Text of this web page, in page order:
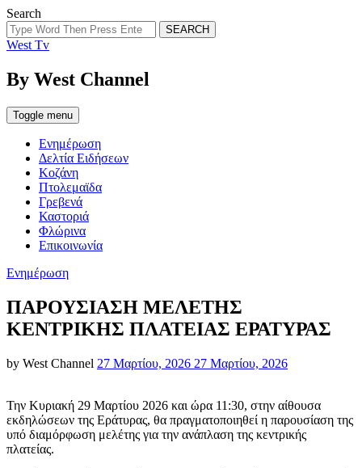
Search
SEARCH
West Tv
By West Channel
Toggle menu
Ενημέρωση
Δελτία Ειδήσεων
Κοζάνη
Πτολεμαϊδα
Γρεβενά
Καστοριά
Φλώρινα
Επικοινωνία
Categories
Ενημέρωση
ΠΑΡΟΥΣΙΑΣΗ ΜΕΛΕΤΗΣ
ΚΕΝΤΡΙΚΗΣ ΠΛΑΤΕΙΑΣ ΕΡΑΤΥΡΑΣ
by West Channel Posted
27 Μαρτίου, 2026 27 Μαρτίου, 2026
Την Κυριακή 29 Μαρτίου 2026 και ώρα 11:30, στην αίθουσα
εκδηλώσεων της Εράτυρας, θα πραγματοποιηθεί η παρουσίαση της
υπό διαμόρφωση μελέτης για την ανάπλαση της κεντρικής
πλατείας.